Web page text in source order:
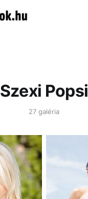
Szexi Popsi
27 galéria